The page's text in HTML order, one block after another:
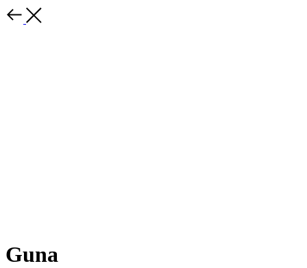
Guna